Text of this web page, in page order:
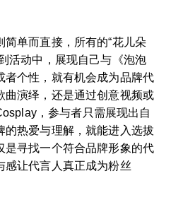
单而直接，所有的“花儿朵
活动中，展现自己与《泡泡
者个性，就有机会成为品牌代
曲演绎，还是通过创意视频或
，参与者只需展现出自
的热爱与理解，就能进入选拔
是寻找一个符合品牌形象的代
感让代言人真正成为粉丝